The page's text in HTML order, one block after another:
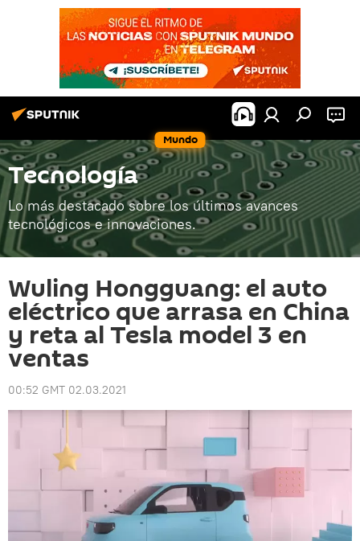
Mundo
Tecnología
Lo más destacado sobre los últimos avances
tecnológicos e innovaciones.
Wuling Hongguang: el auto
eléctrico que arrasa en China
y reta al Tesla model 3 en
ventas
00:52 GMT 02.03.2021